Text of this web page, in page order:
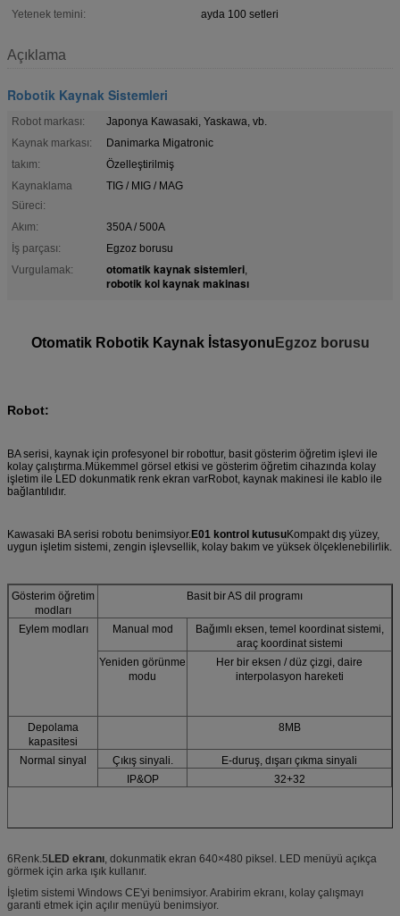
Yetenek temini:
ayda 100 setleri
Açıklama
Robotik Kaynak Sistemleri
Robot markası:
Japonya Kawasaki, Yaskawa, vb.
Kaynak markası:
Danimarka Migatronic
takım:
Özelleştirilmiş
Kaynaklama
Süreci:
TIG / MIG / MAG
Akım:
350A / 500A
İş parçası:
Egzoz borusu
Vurgulamak:
otomatik kaynak sistemleri,
robotik kol kaynak makinası
Otomatik Robotik Kaynak İstasyonu Egzoz borusu
Robot:
BA serisi, kaynak için profesyonel bir robottur, basit gösterim öğretim işlevi ile
kolay çalıştırma.Mükemmel görsel etkisi ve gösterim öğretim cihazında kolay
işletim ile LED dokunmatik renk ekran varRobot, kaynak makinesi ile kablo ile
bağlantılıdır.
Kawasaki BA serisi robotu benimsiyor.E01 kontrol kutusuKompakt dış yüzey,
uygun işletim sistemi, zengin işlevsellik, kolay bakım ve yüksek ölçeklenebilirlik.
Gösterim öğretim
modları
Basit bir AS dil programı
Eylem modları Manual mod
Bağımlı eksen, temel koordinat sistemi,
araç koordinat sistemi
Yeniden görünme
modu
Her bir eksen / düz çizgi, daire
interpolasyon hareketi
Depolama
kapasitesi
8MB
Normal sinyal Çıkış sinyali.
E-duruş, dışarı çıkma sinyali
IP&OP
32+32
6Renk.5LED ekranı, dokunmatik ekran 640×480 piksel. LED menüyü açıkça
görmek için arka ışık kullanır.
İşletim sistemi Windows CE'yi benimsiyor. Arabirim ekranı, kolay çalışmayı
garanti etmek için açılır menüyü benimsiyor.